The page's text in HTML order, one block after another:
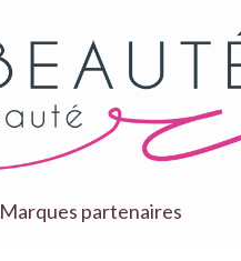
Marques partenaires